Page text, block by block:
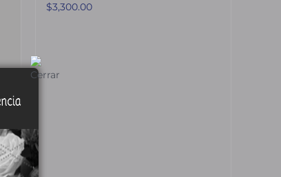
$3,300.00